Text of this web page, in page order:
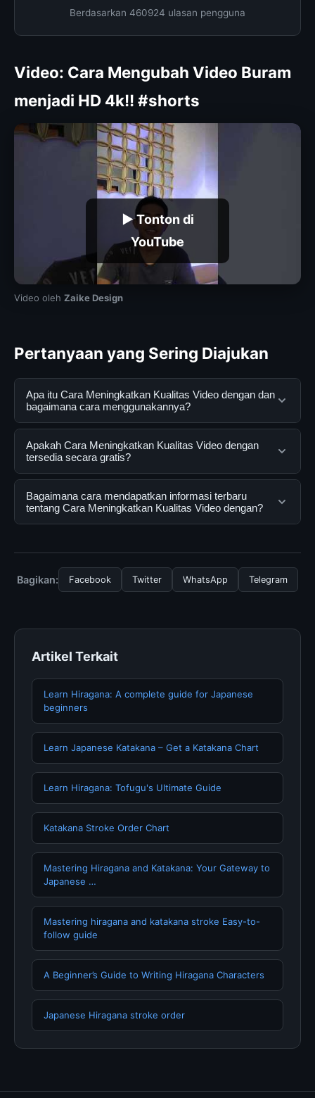
Berdasarkan 460924 ulasan pengguna
Video: Cara Mengubah Video Buram
menjadi HD 4k!! #shorts
▶ Tonton di
YouTube
Video oleh Zaike Design
Pertanyaan yang Sering Diajukan
Apa itu Cara Meningkatkan Kualitas Video dengan dan
bagaimana cara menggunakannya?
Cara Meningkatkan Kualitas Video dengan adalah
layanan digital yang dirancang untuk membantu
pengguna mendapatkan informasi lengkap dan
terpercaya. Anda dapat menggunakannya dengan
mengunjungi situs resmi dan mengikuti panduan yang
tersedia.
Apakah Cara Meningkatkan Kualitas Video dengan
tersedia secara gratis?
Ya, Cara Meningkatkan Kualitas Video dengan dapat
diakses secara gratis oleh semua pengguna. Tidak ada
biaya tersembunyi atau langganan yang diperlukan
Bagaimana cara mendapatkan informasi terbaru
tentang Cara Meningkatkan Kualitas Video dengan?
mengunjungi halaman resmi kami secara berkala. Kami
selalu memperbarui konten dengan informasi terkini dan
Bagikan: Facebook Twitter WhatsApp Telegram
Artikel Terkait
Learn Hiragana: A complete guide for Japanese
beginners
Learn Japanese Katakana – Get a Katakana Chart
Learn Hiragana: Tofugu's Ultimate Guide
Katakana Stroke Order Chart
Mastering Hiragana and Katakana: Your Gateway to
Japanese …
Mastering hiragana and katakana stroke Easy-to-
follow guide
A Beginner’s Guide to Writing Hiragana Characters
Japanese Hiragana stroke order